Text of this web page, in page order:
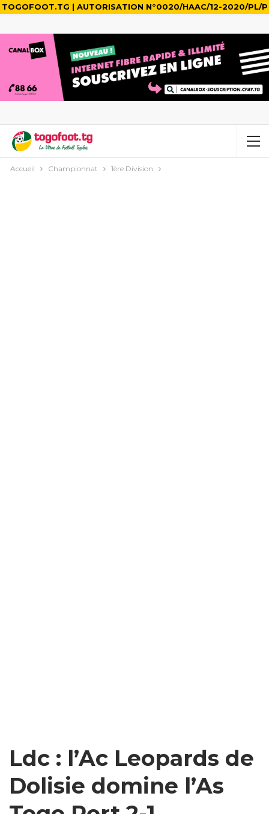
TOGOFOOT.TG | AUTORISATION N°0020/HAAC/12-2020/PL/P
Accueil Championnat 1ère Division
Ldc : l’Ac Leopards de
Dolisie domine l’As